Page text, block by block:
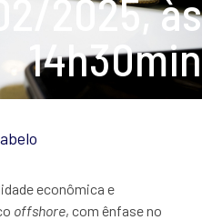
2025, às
14h30min
econômica e
offshore, com ênfase no